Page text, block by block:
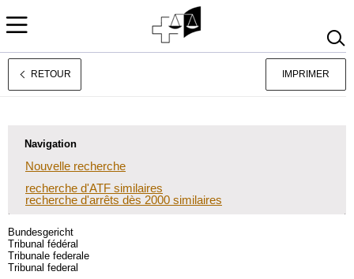
Deutsch
RETOUR IMPRIMER
Navigation
Nouvelle recherche
recherche d'ATF similaires
recherche d'arrêts dès 2000 similaires
Bundesgericht
Tribunal fédéral
Tribunale federale
Tribunal federal